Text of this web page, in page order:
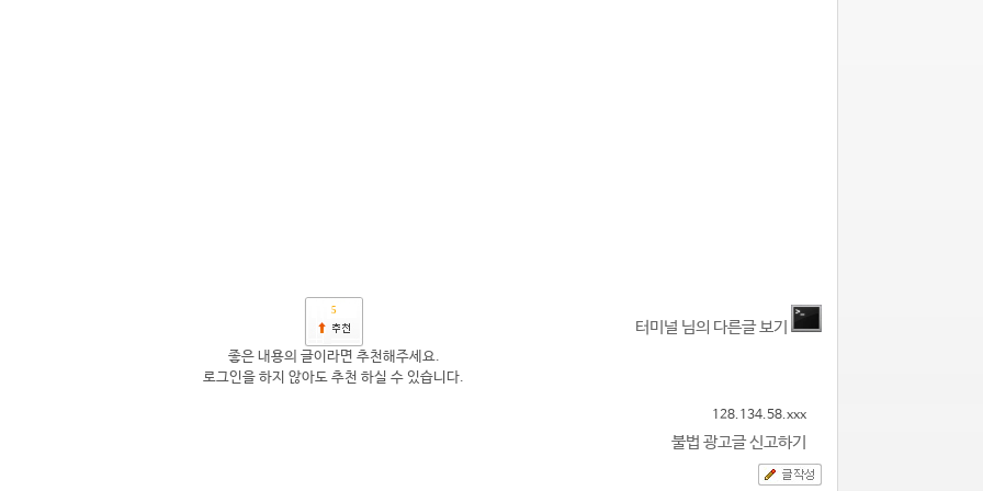
5
터미널 님의 다른글 보기
좋은 내용의 글이라면 추천해주세요.
로그인을 하지 않아도 추천 하실 수 있습니다.
128.134.58.xxx
불법 광고글 신고하기